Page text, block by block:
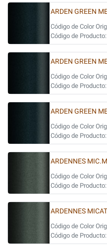
ARDEN GREEN
Código de Color
Código de Producto:
ARDEN GREEN
Código de Color
Código de Producto:
ARDEN GREEN
Código de Color
Código de Producto:
ARDENNES
Código de Color
Código de Producto:
ARDENNES
Código de Color
Código de Producto: